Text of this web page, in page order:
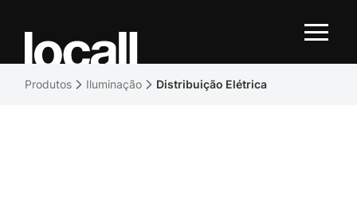
Produtos Iluminação Distribuição Elétrica